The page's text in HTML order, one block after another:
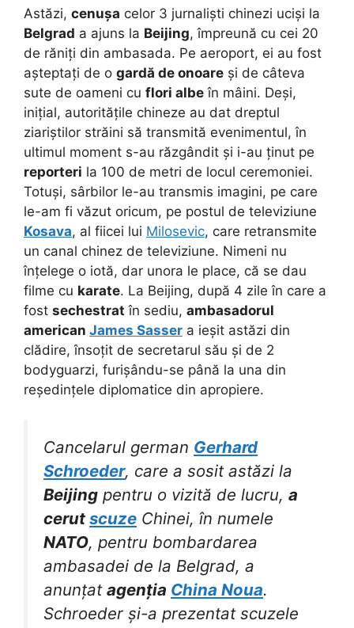
Astăzi, cenușa celor 3 jurnaliști chinezi uciși la
Belgrad a ajuns la Beijing, împreună cu cei 20
de răniți din ambasada. Pe aeroport, ei au fost
așteptați de o gardă de onoare și de câteva
sute de oameni cu flori albe în mâini. Deși,
inițial, autoritățile chineze au dat dreptul
ziariștilor străini să transmită evenimentul, în
ultimul moment s-au răzgândit și i-au ținut pe
reporteri la 100 de metri de locul ceremoniei.
Totuși, sârbilor le-au transmis imagini, pe care
le-am fi văzut oricum, pe postul de televiziune
Kosava, al fiicei lui Milosevic, care retransmite
un canal chinez de televiziune. Nimeni nu
înțelege o iotă, dar unora le place, că se dau
filme cu karate. La Beijing, după 4 zile în care a
fost sechestrat în sediu, ambasadorul
american James Sasser a ieșit astăzi din
clădire, însoțit de secretarul său și de 2
bodyguarzi, furișându-se până la una din
reședințele diplomatice din apropiere.
Cancelarul german Gerhard
Schroeder, care a sosit astăzi la
Beijing pentru o vizită de lucru, a
cerut scuze Chinei, în numele
NATO, pentru bombardarea
ambasadei de la Belgrad, a
anunțat agenția China Noua.
Schroeder și-a prezentat scuzele